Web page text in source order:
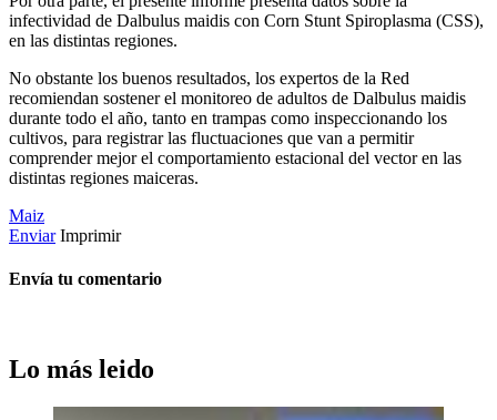
infectividad de Dalbulus maidis con Corn Stunt Spiroplasma (CSS),
en las distintas regiones.
No obstante los buenos resultados, los expertos de la Red
recomiendan sostener el monitoreo de adultos de Dalbulus maidis
durante todo el año, tanto en trampas como inspeccionando los
cultivos, para registrar las fluctuaciones que van a permitir
comprender mejor el comportamiento estacional del vector en las
distintas regiones maiceras.
Maiz
Enviar Imprimir
Envía tu comentario
Lo más leido